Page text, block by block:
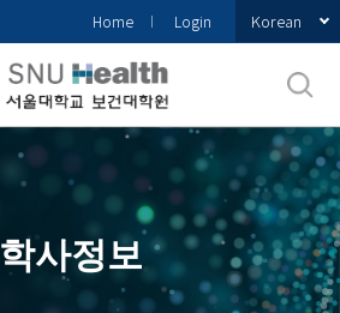
Home Login Korean
학사정보